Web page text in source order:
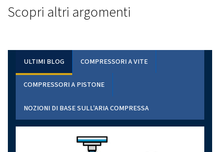
multistadio, è necessario considerare fattori come le
pressione, gli obiettivi di efficienza energetica e i tipi di
aria compressa a pressioni più elevate. Tuttavia, per le
intensive, un compressore monostadio consentirà di
lavoro in modo efficace.
Se non sei ancora sicuro di quale compressore sia più
esigenze, non esitare a contattare il nostro team per
migliore per le tue esigenze di aria compressa.